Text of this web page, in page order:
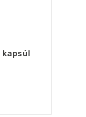
kapsúl